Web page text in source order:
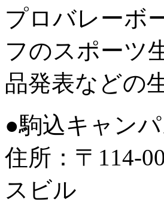
プロバレーボ
フのスポーツ
品発表などの
●駒込キャン
住所：〒114-
スビル